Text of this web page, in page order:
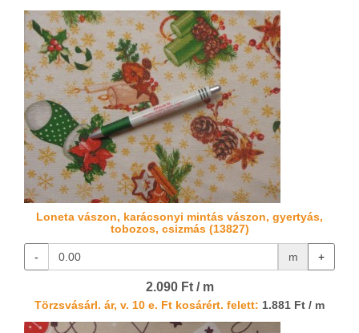
Loneta vászon, karácsonyi mintás vászon, gyertyás,
tobozos, csizmás (13827)
- m +
2.090 Ft / m
Törzsvásárl. ár, v. 10 e. Ft kosárért. felett: 1.881 Ft / m